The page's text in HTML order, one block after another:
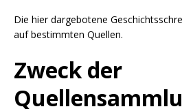
Die hier dargebotene
auf bestimmten Quellen.
Zweck der